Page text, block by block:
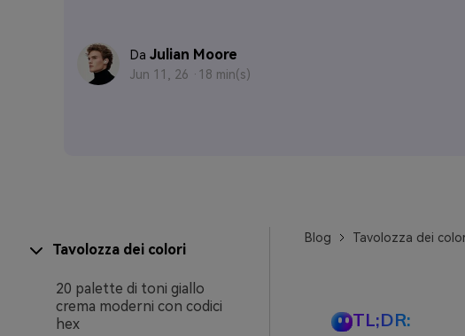
Da Julian Moore
Jun 11, 26 · 18 min(s)
Tavolozza dei colori
20 palette di toni giallo
crema moderni con codici
hex
Blog Tavolozza dei
TL;DR: